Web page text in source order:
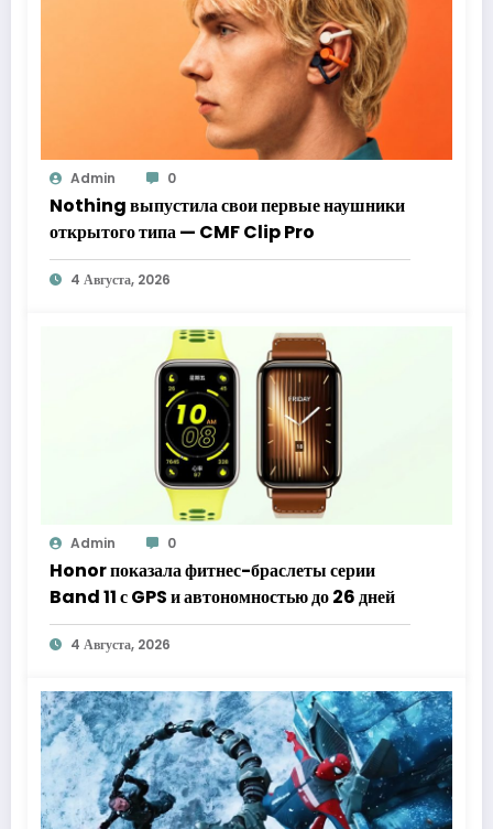
Admin 0
Nothing выпустила свои первые наушники
открытого типа — CMF Clip Pro
4 Августа, 2026
Admin 0
Honor показала фитнес-браслеты серии
Band 11 с GPS и автономностью до 26 дней
4 Августа, 2026